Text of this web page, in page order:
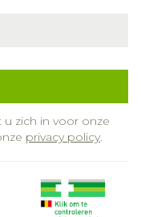
u zich in voor onze
privacy policy.